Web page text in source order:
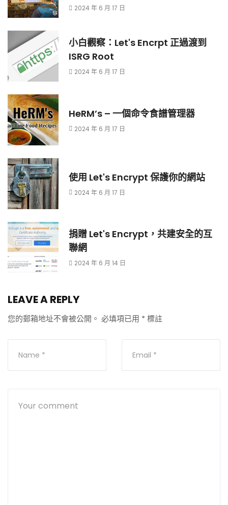
2024 年 6 月 17 日
小白觀察：Let's Encrpt 正過渡到
ISRG Root
2024 年 6 月 17 日
HeRM’s – 一個命令食譜管理器
2024 年 6 月 17 日
使用 Let's Encrypt 保護你的網站
2024 年 6 月 17 日
捐贈 Let's Encrypt，共建安全的互
聯網
2024 年 6 月 14 日
LEAVE A REPLY
您的郵箱地址不會被公開。 必填項已用 * 標註